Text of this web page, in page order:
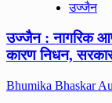
उज्जैन
उज्जैन : नागरिक
कारण निधन,
Bhumika Bhaskar